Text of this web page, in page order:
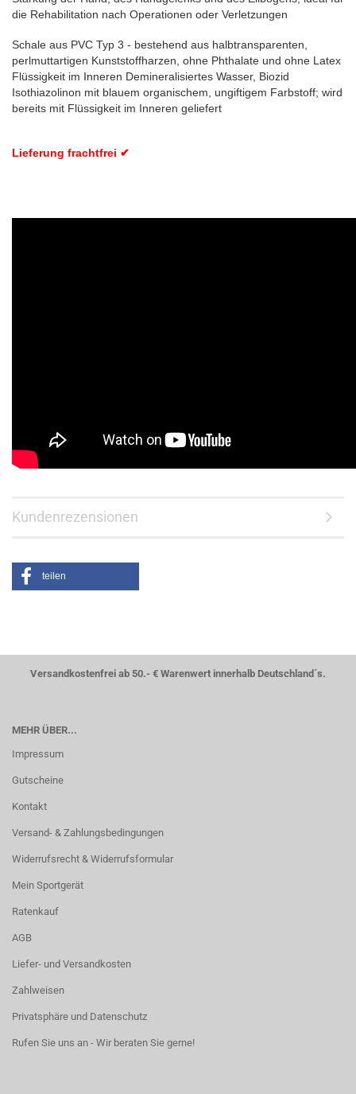
die Rehabilitation nach Operationen oder Verletzungen
Schale aus PVC Typ 3 - bestehend aus halbtransparenten,
perlmuttartigen Kunststoffharzen, ohne Phthalate und ohne Latex
Flüssigkeit im Inneren Demineralisiertes Wasser, Biozid
Isothiazolinon mit blauem organischem, ungiftigem Farbstoff; wird
bereits mit Flüssigkeit im Inneren geliefert
Lieferung frachtfrei ✔
Kundenrezensionen
teilen
Versandkostenfrei ab 50.- € Warenwert innerhalb Deutschland´s.
MEHR ÜBER...
Impressum
Gutscheine
Kontakt
Versand- & Zahlungsbedingungen
Widerrufsrecht & Widerrufsformular
Mein Sportgerät
Ratenkauf
AGB
Liefer- und Versandkosten
Zahlweisen
Privatsphäre und Datenschutz
Rufen Sie uns an - Wir beraten Sie gerne!